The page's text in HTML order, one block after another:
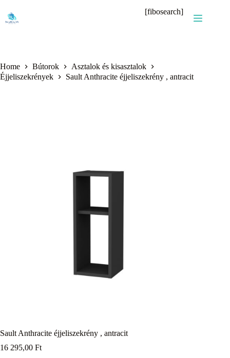
content
[fibosearch]
Home Bútorok
Asztalok és kisasztalok
Éjjeliszekrények
Sault Anthracite éjjeliszekrény , antracit
Sault Anthracite éjjeliszekrény , antracit
16 295,00 Ft